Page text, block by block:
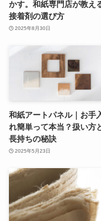
かす。和紙専門店が教え
接着剤の選び方
2025年8月30日
和紙アートパネル｜お手
れ簡単って本当？扱い方
長持ちの秘訣
2025年5月23日